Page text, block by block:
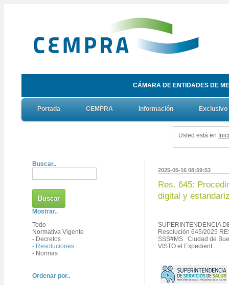
CÁMARA DE ENTIDADES DE
Portada CEMPRA Información
Usted está en
Buscar..
Mostrar..
Todo
Normativa Vigente
- Decretos
- Resoluciones
- Normas
Ordenar por..
2025-05-16 08:59:53
Res. 645:
digital y
SUPERINTENDENCIA
Resolución 645/2025
SSS#MS Ciudad de
VISTO el Expedient...